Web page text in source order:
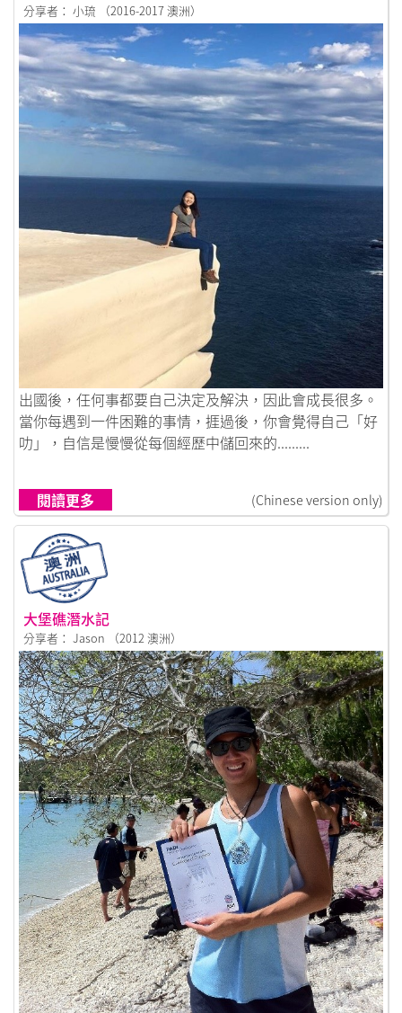
分享者： 小琉 （2016-2017 澳洲）
鏈接到80後跳出Comfort Zone，尋找真正的自己。
出國後，任何事都要自己決定及解決，因此會成長很多。
當你每遇到一件困難的事情，捱過後，你會覺得自己「好
叻」，自信是慢慢從每個經歷中儲回來的.........
閱讀更多 (Chinese version only)
大堡礁潛水記
分享者： Jason （2012 澳洲）